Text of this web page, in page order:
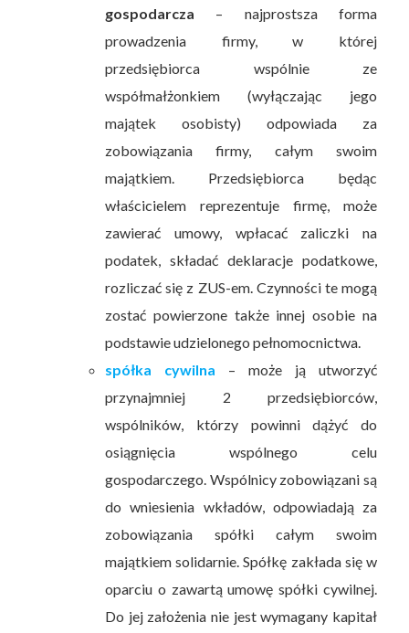
gospodarcza – najprostsza forma
prowadzenia firmy, w której
przedsiębiorca wspólnie ze
współmałżonkiem (wyłączając jego
majątek osobisty) odpowiada za
zobowiązania firmy, całym swoim
majątkiem. Przedsiębiorca będąc
właścicielem reprezentuje firmę, może
zawierać umowy, wpłacać zaliczki na
podatek, składać deklaracje podatkowe,
rozliczać się z ZUS-em. Czynności te mogą
zostać powierzone także innej osobie na
podstawie udzielonego pełnomocnictwa.
spółka cywilna – może ją utworzyć
przynajmniej 2 przedsiębiorców,
wspólników, którzy powinni dążyć do
osiągnięcia wspólnego celu
gospodarczego. Wspólnicy zobowiązani są
do wniesienia wkładów, odpowiadają za
zobowiązania spółki całym swoim
majątkiem solidarnie. Spółkę zakłada się w
oparciu o zawartą umowę spółki cywilnej.
Do jej założenia nie jest wymagany kapitał